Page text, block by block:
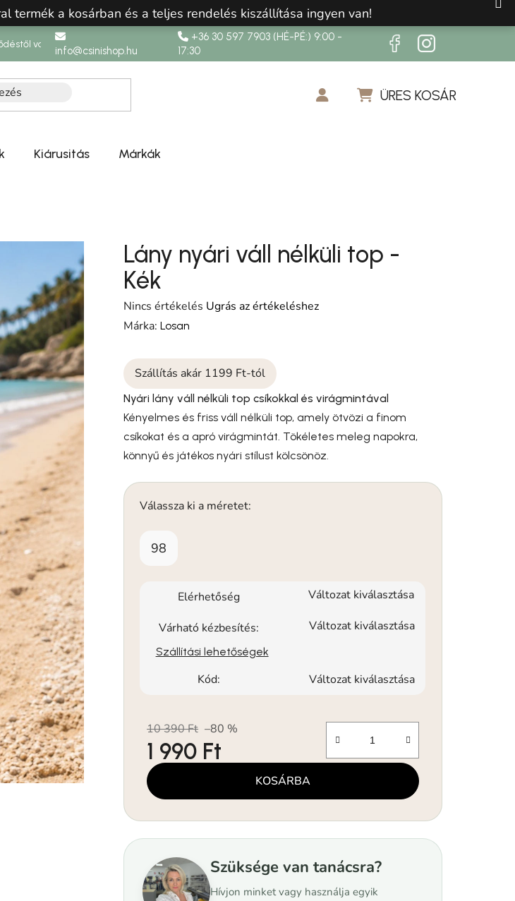
termék a kosárban és a teljes rendelés kiszállítása ingyen van!
való elállásinfo@csinishop.hu
+36 30 597 7903 (HÉ-PÉ:) 9:00 -
17:30
ÜRES KOSÁR
Kiárusitás Márkák
Lány nyári váll nélküli top -
Kék
A termék átlagos értékelése 5-ből 0,0 csillag.
Nincs értékelés Ugrás az értékeléshez
Márka:Losan
Szállítás akár 1199 Ft-tól
Nyári lány váll nélküli top csíkokkal és virágmintával
Kényelmes és friss váll nélküli top, amely ötvözi a finom
csíkokat és a apró virágmintát. Tökéletes meleg napokra,
könnyű és játékos nyári stílust kölcsönöz.
Válassza ki a méretet:
98
Elérhetőség Változat kiválasztása
Várható kézbesítés: Változat kiválasztása
Szállítási lehetőségek
Kód: Változat kiválasztása
10 390 Ft –80 %
1 990 Ft
Egységár: KOSÁRBA
Szüksége van tanácsra?
Hívjon minket vagy használja egyik